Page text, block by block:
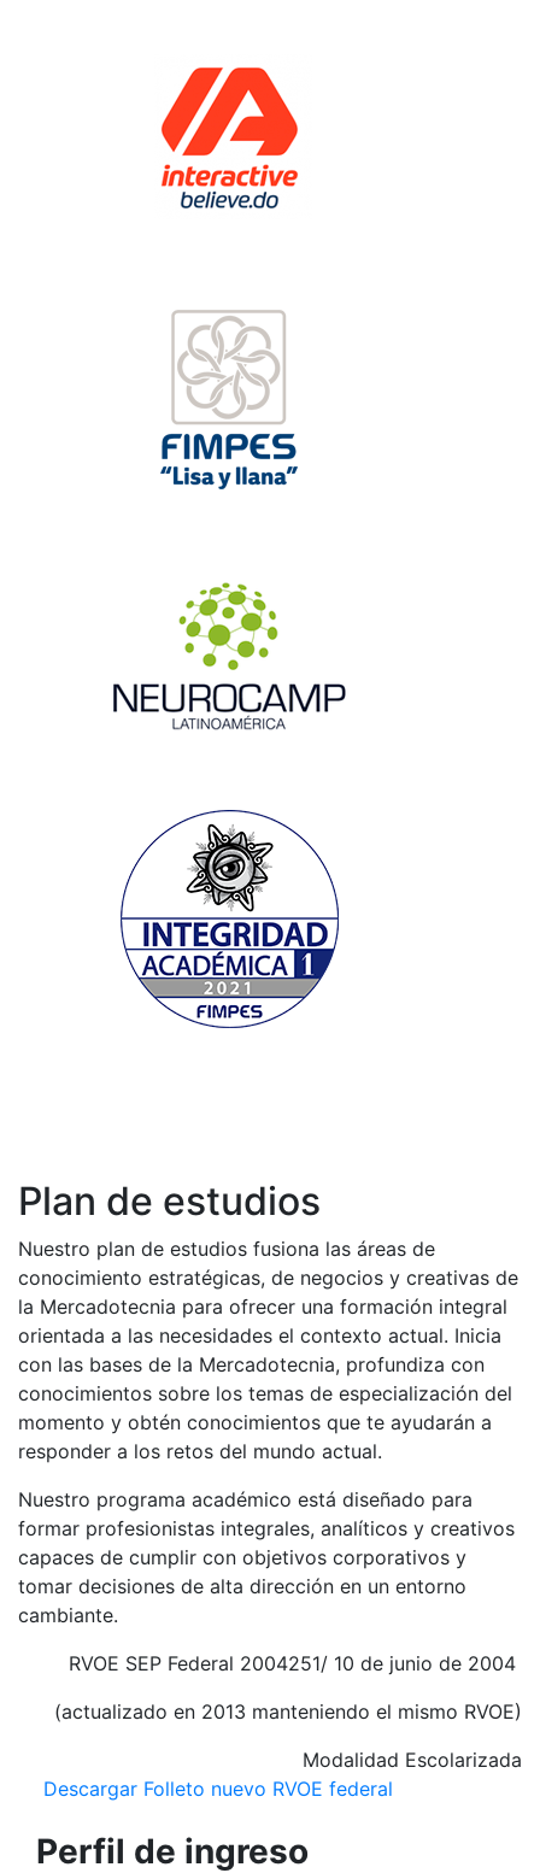
Plan de estudios
Nuestro plan de estudios fusiona las áreas de
conocimiento estratégicas, de negocios y creativas de
la Mercadotecnia para ofrecer una formación integral
orientada a las necesidades el contexto actual. Inicia
con las bases de la Mercadotecnia, profundiza con
conocimientos sobre los temas de especialización del
momento y obtén conocimientos que te ayudarán a
responder a los retos del mundo actual.
Nuestro programa académico está diseñado para
formar profesionistas integrales, analíticos y creativos
capaces de cumplir con objetivos corporativos y
tomar decisiones de alta dirección en un entorno
cambiante.
RVOE SEP Federal 2004251/ 10 de junio de 2004
(actualizado en 2013 manteniendo el mismo RVOE)
Modalidad Escolarizada
Descargar Folleto nuevo RVOE federal
Perfil de ingreso